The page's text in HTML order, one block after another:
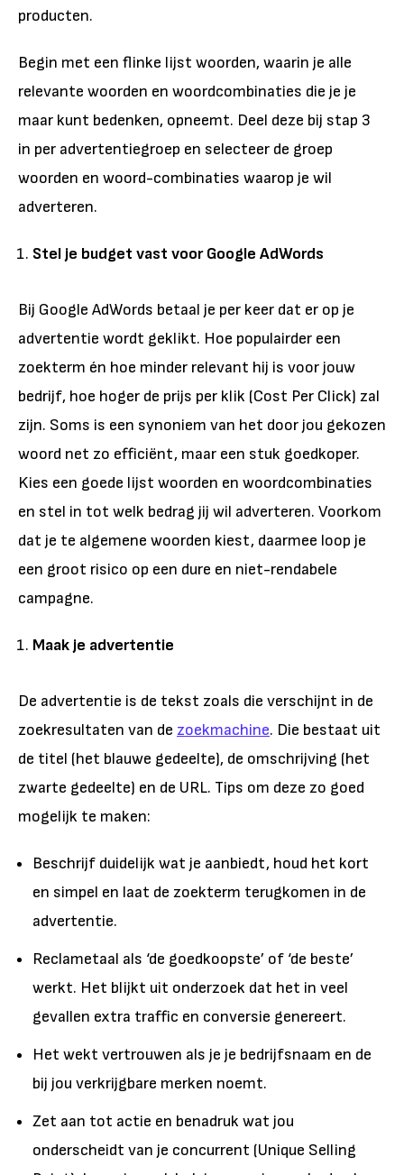
producten.
Begin met een flinke lijst woorden, waarin je alle
relevante woorden en woordcombinaties die je je
maar kunt bedenken, opneemt. Deel deze bij stap 3
in per advertentiegroep en selecteer de groep
woorden en woord-combinaties waarop je wil
adverteren.
Stel je budget vast voor Google AdWords
Bij Google AdWords betaal je per keer dat er op je
advertentie wordt geklikt. Hoe populairder een
zoekterm én hoe minder relevant hij is voor jouw
bedrijf, hoe hoger de prijs per klik (Cost Per Click) zal
zijn. Soms is een synoniem van het door jou gekozen
woord net zo efficiënt, maar een stuk goedkoper.
Kies een goede lijst woorden en woordcombinaties
en stel in tot welk bedrag jij wil adverteren. Voorkom
dat je te algemene woorden kiest, daarmee loop je
een groot risico op een dure en niet-rendabele
campagne.
Maak je advertentie
De advertentie is de tekst zoals die verschijnt in de
zoekresultaten van de zoekmachine. Die bestaat uit
de titel (het blauwe gedeelte), de omschrijving (het
zwarte gedeelte) en de URL. Tips om deze zo goed
mogelijk te maken:
Beschrijf duidelijk wat je aanbiedt, houd het kort
en simpel en laat de zoekterm terugkomen in de
advertentie.
Reclametaal als ‘de goedkoopste’ of ‘de beste’
werkt. Het blijkt uit onderzoek dat het in veel
gevallen extra traffic en conversie genereert.
Het wekt vertrouwen als je je bedrijfsnaam en de
bij jou verkrijgbare merken noemt.
Zet aan tot actie en benadruk wat jou
onderscheidt van je concurrent (Unique Selling